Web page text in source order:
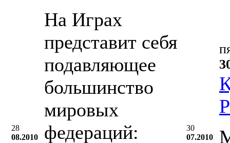
28
08.2010
На Играх
представит себя
подавляющее
большинство
мировых
федераций:
30
07.2010